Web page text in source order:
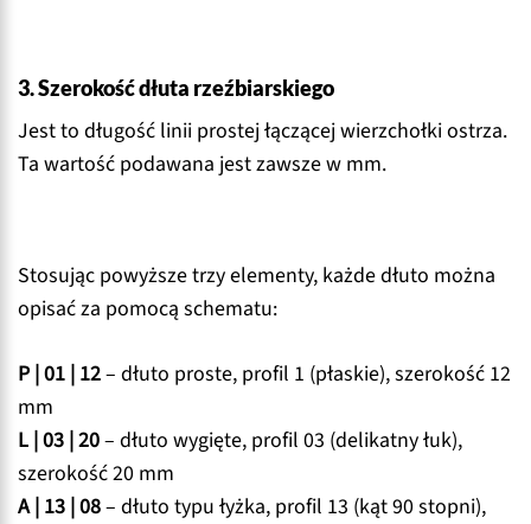
3. Szerokość dłuta rzeźbiarskiego
Jest to długość linii prostej łączącej wierzchołki ostrza.
Ta wartość podawana jest zawsze w mm.
Stosując powyższe trzy elementy, każde dłuto można
opisać za pomocą schematu:
P | 01 | 12– dłuto proste, profil 1 (płaskie), szerokość 12
mm
L | 03 | 20– dłuto wygięte, profil 03 (delikatny łuk),
szerokość 20 mm
A | 13 | 08– dłuto typu łyżka, profil 13 (kąt 90 stopni),